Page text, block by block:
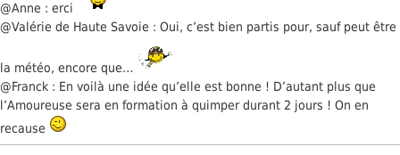
@Anne : erci
@Valérie de Haute Savoie : Oui, c’est bien partis pour, sauf peut être
la météo, encore que…
@Franck : En voilà une idée qu’elle est bonne ! D’autant plus que
l’Amoureuse sera en formation à quimper durant 2 jours ! On en
recause